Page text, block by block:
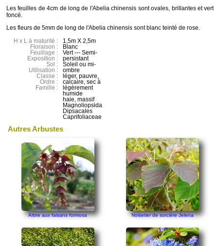
Les feuilles de 4cm de long de l'Abelia chinensis sont ovales, brillantes et vert
foncé.
Les fleurs de 5mm de long de l'Abelia chinensis sont blanc teinté de rose.
H x L à maturité :
Floraison :
Feuillage :
Exposition :
Sol :
Utilisation :
Classe :
Ordre :
Famille :
1,5m X 2,5m
Blanc
Vert --- Semi-
persistant
Soleil ou mi-
ombre
léger, pauvre,
calcaire, sec à
légèrement
humide
haie, massif
Magnoliopsida
Dipsacales
Caprifoliaceae
Autres Arbustes
Arbre aux faisans formosa Noisetier de sorcière Jelena